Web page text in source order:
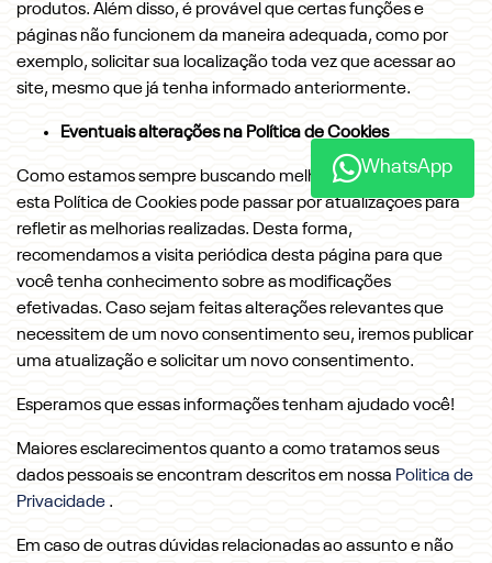
produtos. Além disso, é provável que certas funções e
páginas não funcionem da maneira adequada, como por
exemplo, solicitar sua localização toda vez que acessar ao
site, mesmo que já tenha informado anteriormente.
Eventuais alterações na Política de Cookies
Como estamos sempre buscando melhorar nossos serviços,
esta Política de Cookies pode passar por atualizações para
refletir as melhorias realizadas. Desta forma,
recomendamos a visita periódica desta página para que
você tenha conhecimento sobre as modificações
efetivadas. Caso sejam feitas alterações relevantes que
necessitem de um novo consentimento seu, iremos publicar
uma atualização e solicitar um novo consentimento.
Esperamos que essas informações tenham ajudado você!
Maiores esclarecimentos quanto a como tratamos seus
dados pessoais se encontram descritos em nossa Politica de
Privacidade .
Em caso de outras dúvidas relacionadas ao assunto e não
WhatsApp